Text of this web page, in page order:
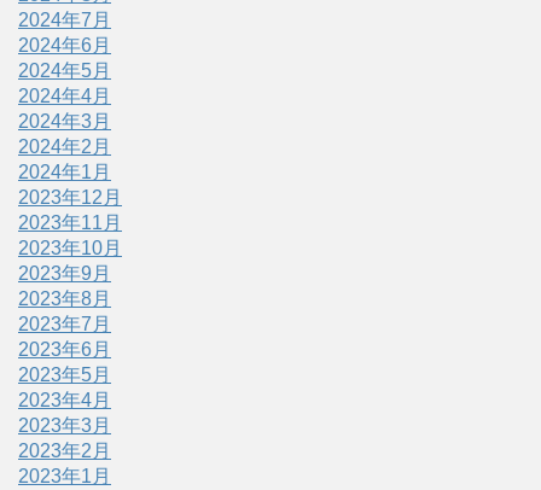
2024年7月
2024年6月
2024年5月
2024年4月
2024年3月
2024年2月
2024年1月
2023年12月
2023年11月
2023年10月
2023年9月
2023年8月
2023年7月
2023年6月
2023年5月
2023年4月
2023年3月
2023年2月
2023年1月